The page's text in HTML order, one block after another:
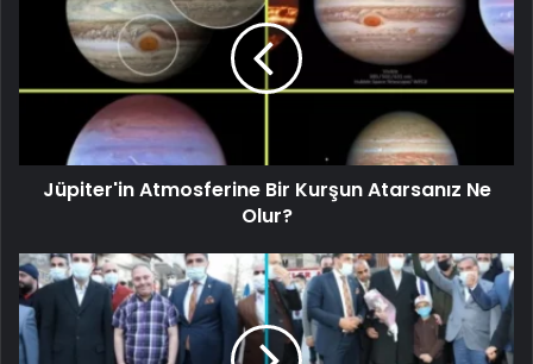
Jüpiter'in Atmosferine Bir Kurşun Atarsanız Ne
Olur?